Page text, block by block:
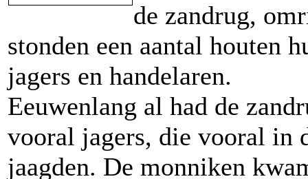
de zandrug,
stonden een aantal houten
jagers en handelaren.
Eeuwenlang al had de
vooral jagers, die vooral in
jaagden. De monniken